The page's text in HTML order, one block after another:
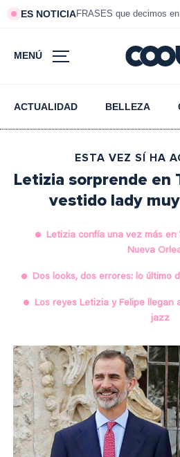
ES NOTICIAFRASES que decimos
MENÚ
ACTUALIDAD BELLEZA
ESTA VEZ SÍ HA
Letizia sorprende en
vestido lady
Letizia confía una vez más
Nueva
Dos looks, dos errores: lo último
Los reyes Letizia y Felipe llegan
jazz